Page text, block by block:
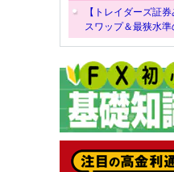
【トレイダーズ証
スワップ＆最狭水準